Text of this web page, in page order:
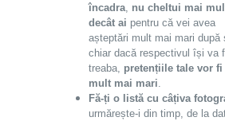
încadra, nu cheltui mai
decât ai pentru că vei avea
așteptări mult mai mari după
chiar dacă respectivul își va
treaba, pretențiile tale vor fi
mult mai mari.
Fă-ți o listă cu câțiva
urmărește-i din timp, de la